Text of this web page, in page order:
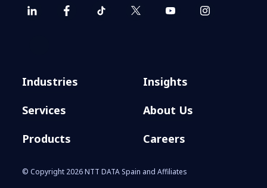
Industries
Services
Products
Insights
About Us
Careers
© Copyright 2026 NTT DATA Spain and Affiliates